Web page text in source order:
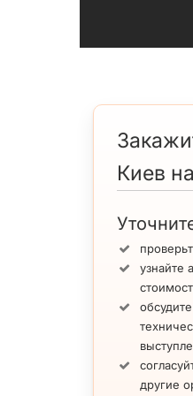
Киев
узнайте
другие